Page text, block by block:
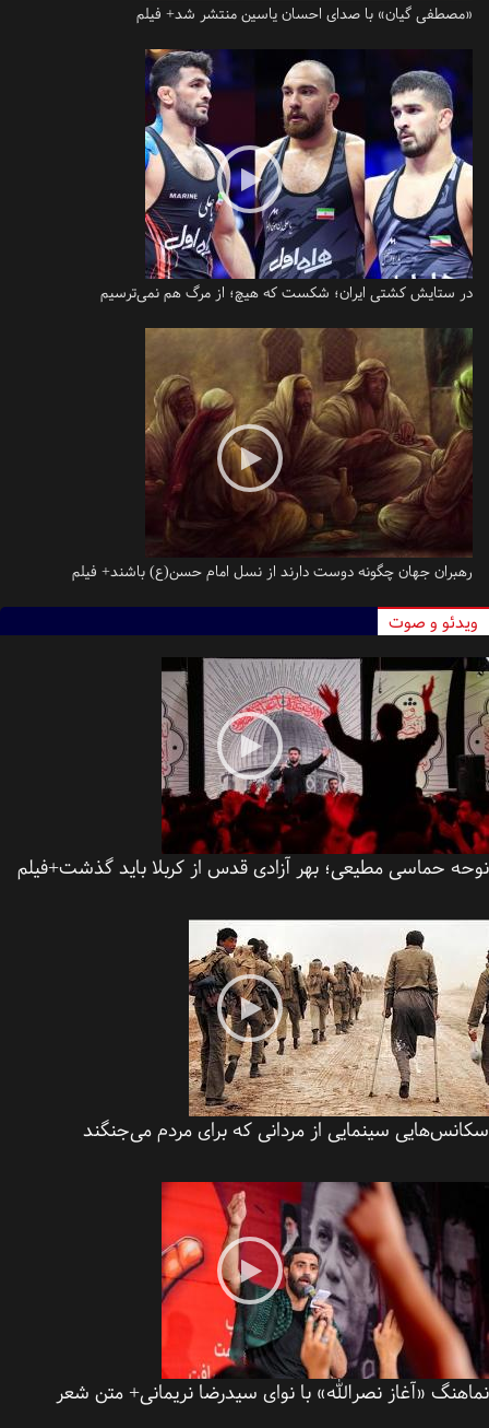
«مصطفی گیان» با صدای احسان یاسین منتشر شد+ فیلم
در ستایش کشتی ایران؛ شکست که هیچ؛ از مرگ هم نمی‌ترسیم
رهبران جهان چگونه دوست‌ دارند از نسل امام حسن(ع) باشند+ فیلم
و صوت
حماسی مطیعی؛ بهر آزادی قدس از کربلا باید گذشت+فیلم
سینمایی از مردانی که برای مردم می‌جنگند
«آغاز نصرالله» با نوای سیدرضا نریمانی+ متن شعر